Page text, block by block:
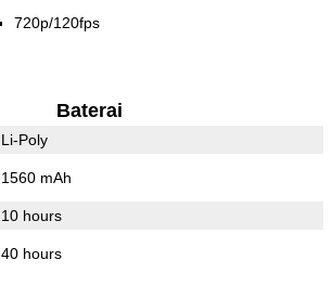
720p/120fps
Baterai
Li-Poly
1560 mAh
10 hours
40 hours